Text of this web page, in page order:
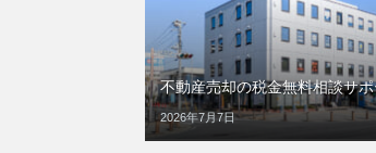
不動産売却の税金無料相談サ
2026年7月7日